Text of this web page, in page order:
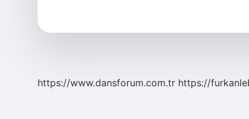
https://www.dansforum.com.tr https://